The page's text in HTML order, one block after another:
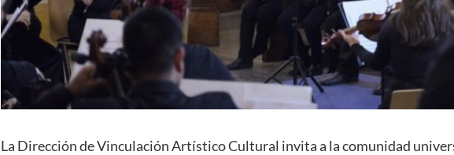
La Dirección de Vinculación Artístico Cultural invita a la comunidad